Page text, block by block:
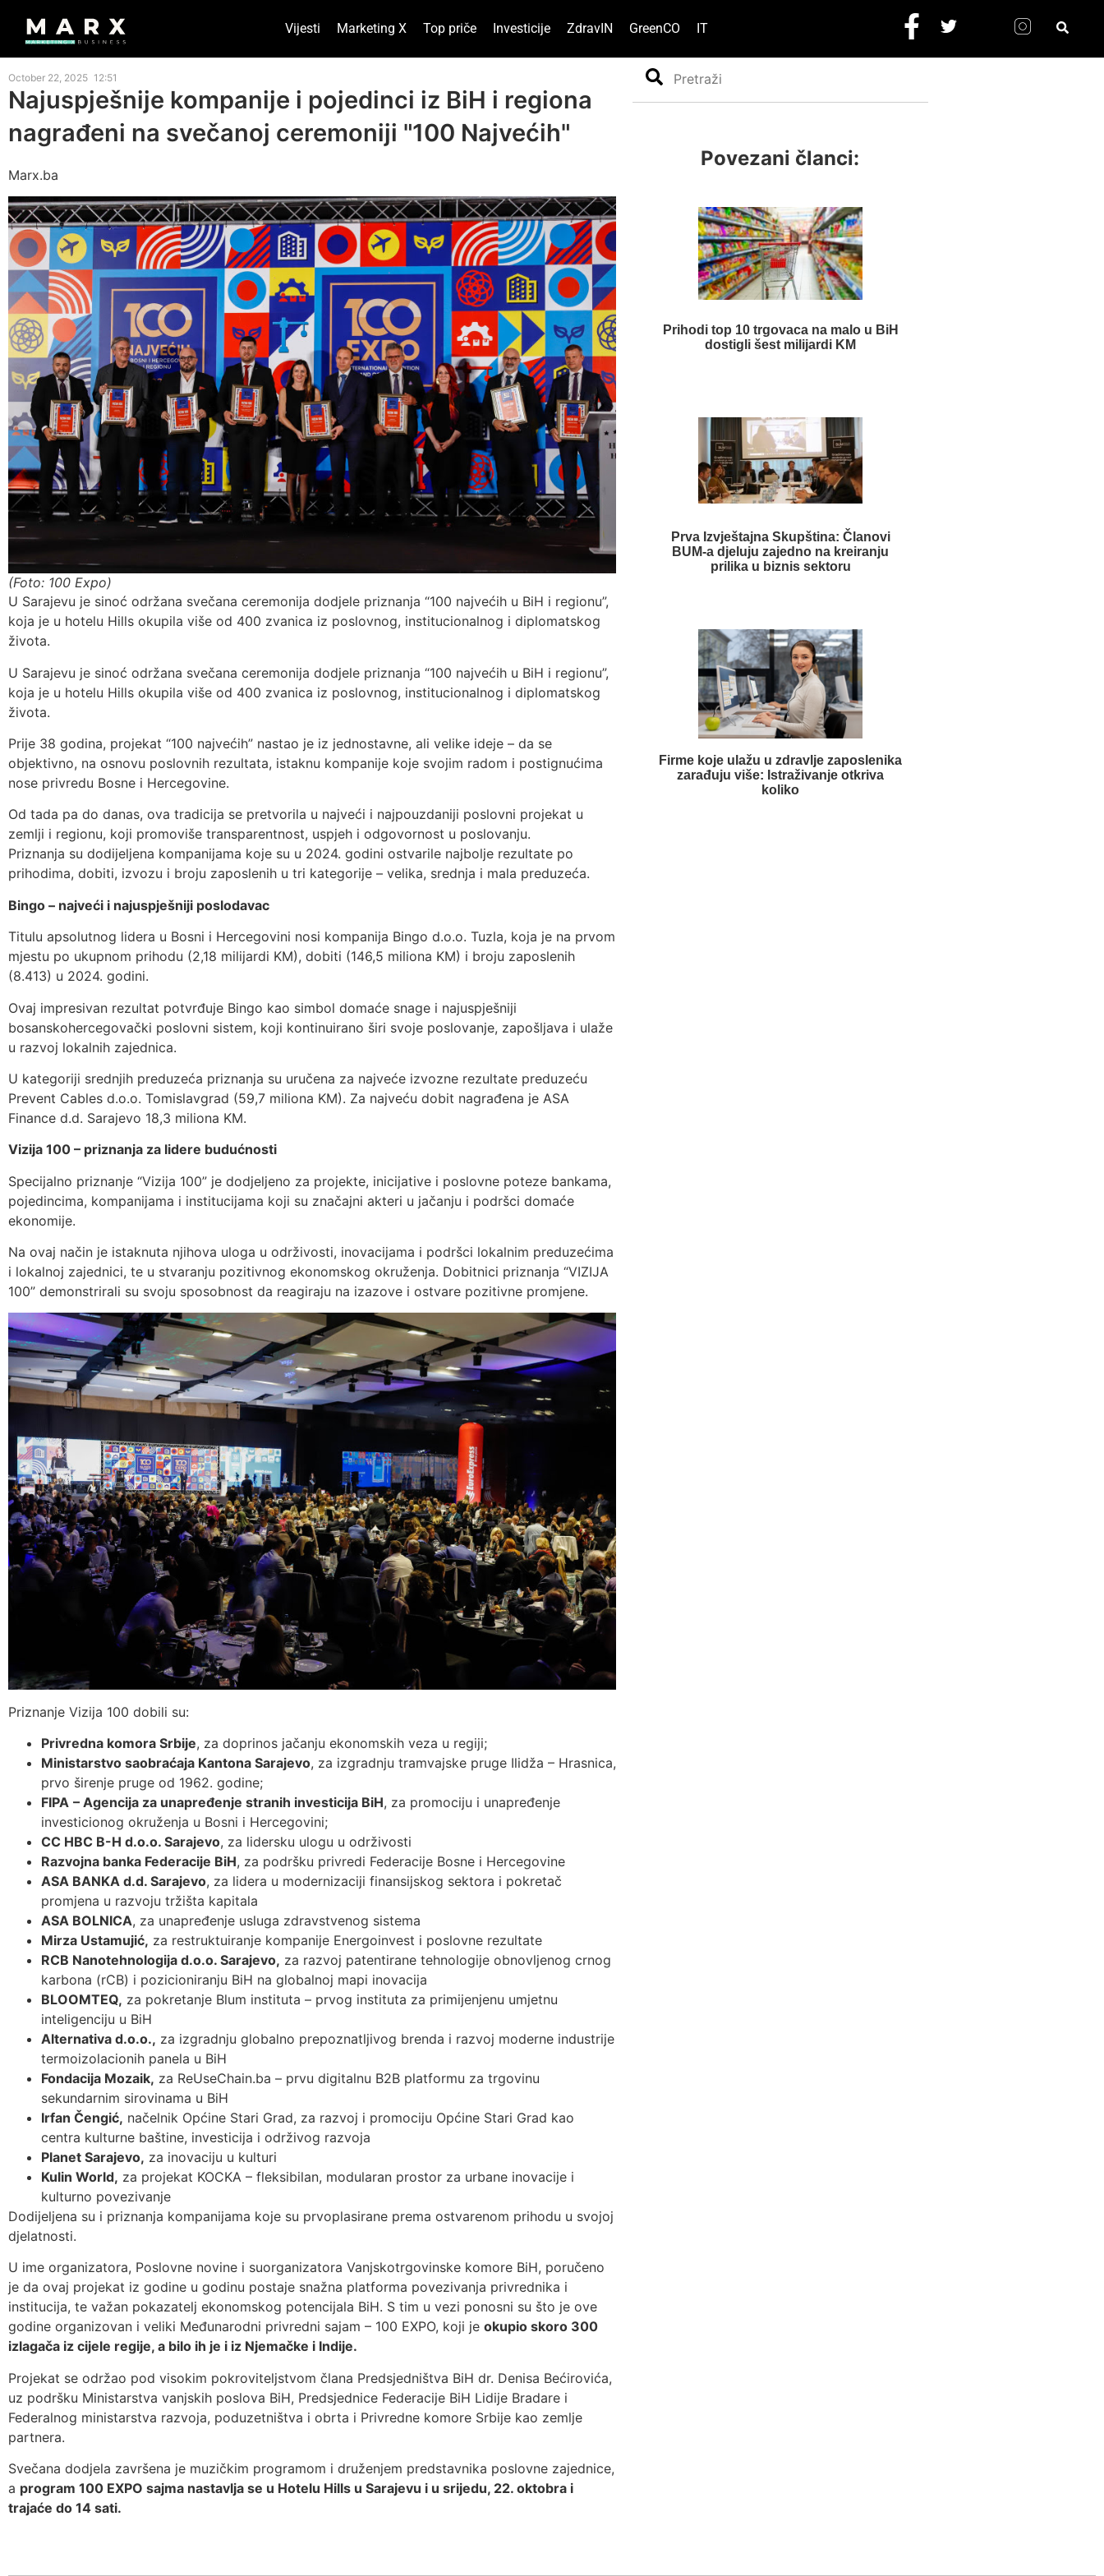
Vijesti Marketing X Top priče Investicije ZdravIN GreenCO IT
October 22, 2025 12:51
Najuspješnije kompanije i pojedinci iz BiH i regiona
nagrađeni na svečanoj ceremoniji "100 Najvećih"
Marx.ba
(Foto: 100 Expo)
U Sarajevu je sinoć održana svečana ceremonija dodjele priznanja “100 najvećih u BiH i regionu”,
koja je u hotelu Hills okupila više od 400 zvanica iz poslovnog, institucionalnog i diplomatskog
života.
U Sarajevu je sinoć održana svečana ceremonija dodjele priznanja “100 najvećih u BiH i regionu”,
koja je u hotelu Hills okupila više od 400 zvanica iz poslovnog, institucionalnog i diplomatskog
života.
Prije 38 godina, projekat “100 najvećih” nastao je iz jednostavne, ali velike ideje – da se
objektivno, na osnovu poslovnih rezultata, istaknu kompanije koje svojim radom i postignućima
nose privredu Bosne i Hercegovine.
Od tada pa do danas, ova tradicija se pretvorila u najveći i najpouzdaniji poslovni projekat u
zemlji i regionu, koji promoviše transparentnost, uspjeh i odgovornost u poslovanju.
Priznanja su dodijeljena kompanijama koje su u 2024. godini ostvarile najbolje rezultate po
prihodima, dobiti, izvozu i broju zaposlenih u tri kategorije – velika, srednja i mala preduzeća.
Bingo – najveći i najuspješniji poslodavac
Titulu apsolutnog lidera u Bosni i Hercegovini nosi kompanija Bingo d.o.o. Tuzla, koja je na prvom
mjestu po ukupnom prihodu (2,18 milijardi KM), dobiti (146,5 miliona KM) i broju zaposlenih
(8.413) u 2024. godini.
Ovaj impresivan rezultat potvrđuje Bingo kao simbol domaće snage i najuspješniji
bosanskohercegovački poslovni sistem, koji kontinuirano širi svoje poslovanje, zapošljava i ulaže
u razvoj lokalnih zajednica.
U kategoriji srednjih preduzeća priznanja su uručena za najveće izvozne rezultate preduzeću
Prevent Cables d.o.o. Tomislavgrad (59,7 miliona KM). Za najveću dobit nagrađena je ASA
Finance d.d. Sarajevo 18,3 miliona KM.
Vizija 100 – priznanja za lidere budućnosti
Specijalno priznanje “Vizija 100” je dodjeljeno za projekte, inicijative i poslovne poteze bankama,
pojedincima, kompanijama i institucijama koji su značajni akteri u jačanju i podršci domaće
ekonomije.
Na ovaj način je istaknuta njihova uloga u održivosti, inovacijama i podršci lokalnim preduzećima
i lokalnoj zajednici, te u stvaranju pozitivnog ekonomskog okruženja. Dobitnici priznanja “VIZIJA
100” demonstrirali su svoju sposobnost da reagiraju na izazove i ostvare pozitivne promjene.
Priznanje Vizija 100 dobili su:
Privredna komora Srbije, za doprinos jačanju ekonomskih veza u regiji;
Ministarstvo saobraćaja Kantona Sarajevo, za izgradnju tramvajske pruge Ilidža – Hrasnica,
prvo širenje pruge od 1962. godine;
FIPA – Agencija za unapređenje stranih investicija BiH, za promociju i unapređenje
investicionog okruženja u Bosni i Hercegovini;
CC HBC B-H d.o.o. Sarajevo, za lidersku ulogu u održivosti
Razvojna banka Federacije BiH, za podršku privredi Federacije Bosne i Hercegovine
ASA BANKA d.d. Sarajevo, za lidera u modernizaciji finansijskog sektora i pokretač
promjena u razvoju tržišta kapitala
ASA BOLNICA, za unapređenje usluga zdravstvenog sistema
Mirza Ustamujić, za restruktuiranje kompanije Energoinvest i poslovne rezultate
RCB Nanotehnologija d.o.o. Sarajevo, za razvoj patentirane tehnologije obnovljenog crnog
karbona (rCB) i pozicioniranju BiH na globalnoj mapi inovacija
BLOOMTEQ, za pokretanje Blum instituta – prvog instituta za primijenjenu umjetnu
inteligenciju u BiH
Alternativa d.o.o., za izgradnju globalno prepoznatljivog brenda i razvoj moderne industrije
termoizolacionih panela u BiH
Fondacija Mozaik, za ReUseChain.ba – prvu digitalnu B2B platformu za trgovinu
sekundarnim sirovinama u BiH
Irfan Čengić, načelnik Općine Stari Grad, za razvoj i promociju Općine Stari Grad kao
centra kulturne baštine, investicija i održivog razvoja
Planet Sarajevo, za inovaciju u kulturi
Kulin World, za projekat KOCKA – fleksibilan, modularan prostor za urbane inovacije i
kulturno povezivanje
Dodijeljena su i priznanja kompanijama koje su prvoplasirane prema ostvarenom prihodu u svojoj
djelatnosti.
U ime organizatora, Poslovne novine i suorganizatora Vanjskotrgovinske komore BiH, poručeno
je da ovaj projekat iz godine u godinu postaje snažna platforma povezivanja privrednika i
institucija, te važan pokazatelj ekonomskog potencijala BiH. S tim u vezi ponosni su što je ove
godine organizovan i veliki Međunarodni privredni sajam – 100 EXPO, koji je okupio skoro 300
izlagača iz cijele regije, a bilo ih je i iz Njemačke i Indije.
Projekat se održao pod visokim pokroviteljstvom člana Predsjedništva BiH dr. Denisa Bećirovića,
uz podršku Ministarstva vanjskih poslova BiH, Predsjednice Federacije BiH Lidije Bradare i
Federalnog ministarstva razvoja, poduzetništva i obrta i Privredne komore Srbije kao zemlje
partnera.
Svečana dodjela završena je muzičkim programom i druženjem predstavnika poslovne zajednice,
a program 100 EXPO sajma nastavlja se u Hotelu Hills u Sarajevu i u srijedu, 22. oktobra i
trajaće do 14 sati.
Search
Povezani članci:
Prihodi top 10 trgovaca na malo u BiH
dostigli šest milijardi KM
Prva Izvještajna Skupština: Članovi
BUM-a djeluju zajedno na kreiranju
prilika u biznis sektoru
Firme koje ulažu u zdravlje zaposlenika
zarađuju više: Istraživanje otkriva
koliko